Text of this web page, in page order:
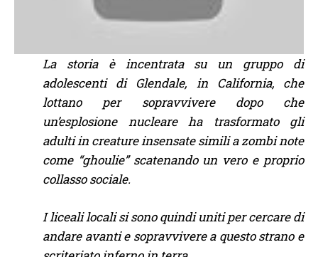
La storia è incentrata su un gruppo di
adolescenti di Glendale, in California, che
lottano per sopravvivere dopo che
un’esplosione nucleare ha trasformato gli
adulti in creature insensate simili a zombi note
come “ghoulie” scatenando un vero e proprio
collasso sociale.
I liceali locali si sono quindi uniti per cercare di
andare avanti e sopravvivere a questo strano e